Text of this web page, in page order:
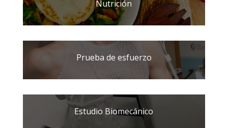
Nutrición
Prueba de esfuerzo
Estudio Biomecánico